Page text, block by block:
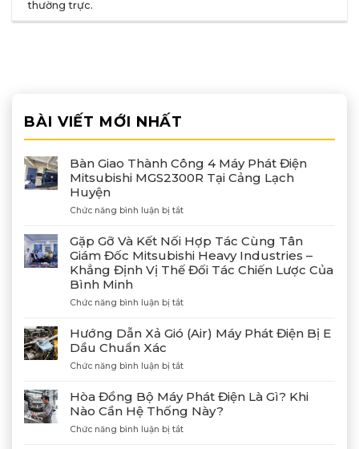
thường trực.
BÀI VIẾT MỚI NHẤT
Bàn Giao Thành Công 4 Máy Phát Điện
Mitsubishi MGS2300R Tại Cảng Lạch
Huyện
Chức năng bình luận bị tắtở
Thành
Công
4
Phát
MGS2300R
Cảng
Gặp Gỡ Và Kết Nối Hợp Tác Cùng Tân
Giám Đốc Mitsubishi Heavy Industries –
Khẳng Định Vị Thế Đối Tác Chiến Lược Của
Bình Minh
Chức năng bình luận bị tắtở
Gỡ
Và
Nối
Tác
Cùng
Tân
Giám
Hướng Dẫn Xả Gió (Air) Máy Phát Điện Bị E
Dầu Chuẩn Xác
Chức năng bình luận bị tắtở
Dẫn
Xả
Gió
(Air)
Hòa Đồng Bộ Máy Phát Điện Là Gì? Khi
Nào Cần Hệ Thống Này?
Chức năng bình luận bị tắtở